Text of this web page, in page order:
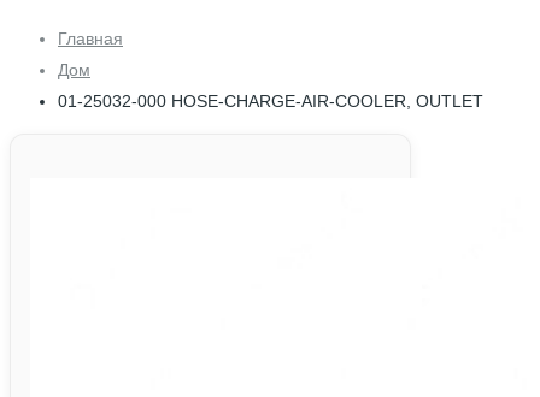
Главная
Дом
01-25032-000 HOSE-CHARGE-AIR-COOLER, OUTLET